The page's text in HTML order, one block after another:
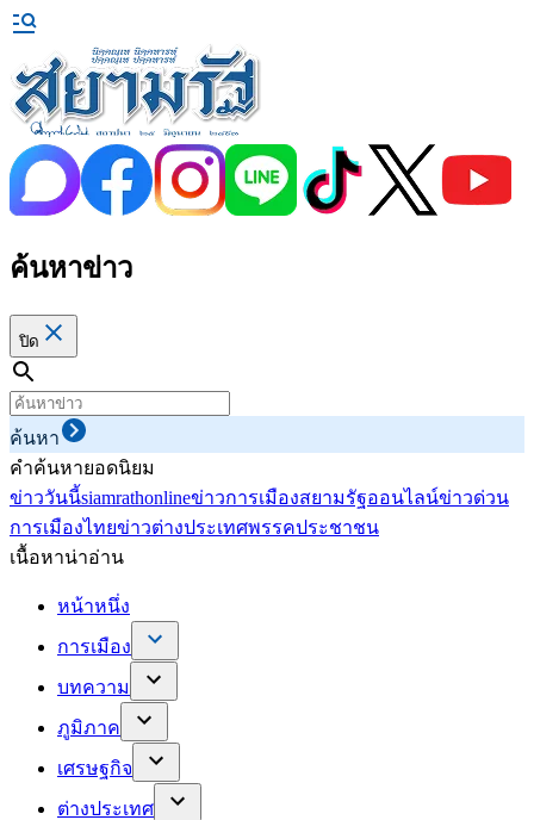
ค้นหาข่าว
ปิด
ค้นหา
คำค้นหายอดนิยม
ข่าววันนี้siamrathonlineข่าวการเมืองสยามรัฐออนไลน์ข่าวด่วน
การเมืองไทยข่าวต่างประเทศพรรคประชาชน
เนื้อหาน่าอ่าน
หน้าหนึ่ง
การเมือง
บทความ
ภูมิภาค
เศรษฐกิจ
ต่างประเทศ